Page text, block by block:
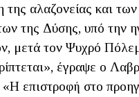
της αλαζονείας και των
της Δύσης, υπό την
μετά τον Ψυχρό
έγραψε ο
επιστροφή στο